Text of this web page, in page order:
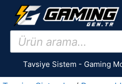
İçeriğe
Products
search
Tavsiye Sistem - Gaming